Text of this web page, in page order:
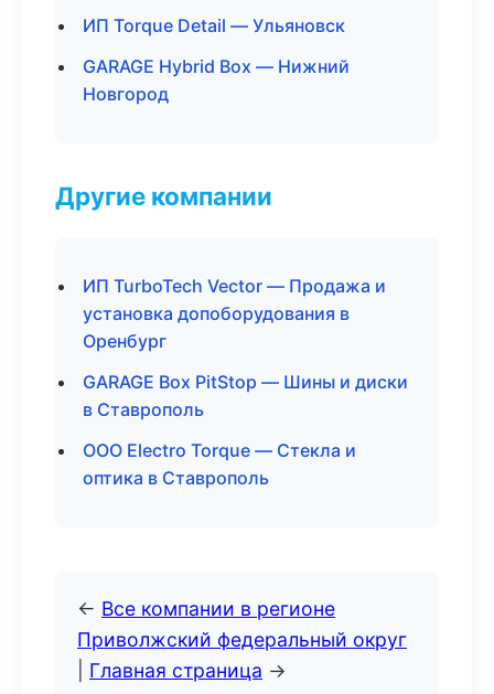
ИП Torque Detail — Ульяновск
GARAGE Hybrid Box — Нижний
Новгород
Другие компании
ИП TurboTech Vector — Продажа и
установка допоборудования в
Оренбург
GARAGE Box PitStop — Шины и диски
в Ставрополь
ООО Electro Torque — Стекла и
оптика в Ставрополь
← Все компании в регионе
Приволжский федеральный округ
Главная страница →